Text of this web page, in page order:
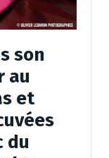
son
au
et
du